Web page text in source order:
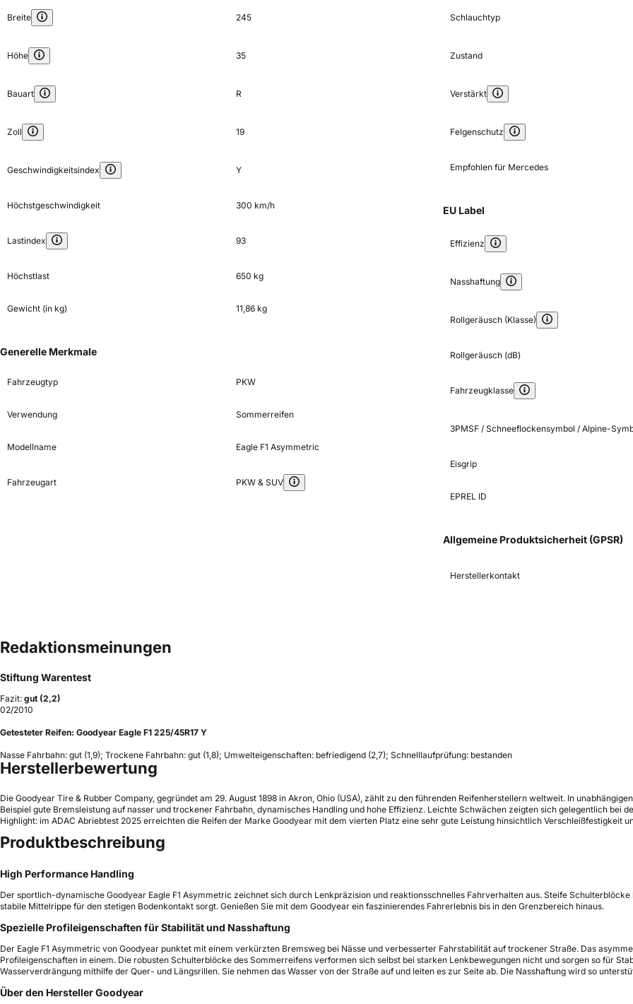
Breite 245
Höhe 35
Bauart R
Zoll 19
Geschwindigkeitsindex Y
Höchstgeschwindigkeit 300 km/h
Lastindex 93
Höchstlast 650 kg
Gewicht (in kg) 11,86 kg
Generelle Merkmale
Fahrzeugtyp PKW
Verwendung Sommerreifen
Modellname Eagle F1 Asymmetric
Fahrzeugart PKW & SUV
Schlauchtyp
Zustand
Verstärkt
Felgenschutz
Empfohlen für Mercedes
EU Label
Effizienz
Nasshaftung
Rollgeräusch (Klasse)
Rollgeräusch (dB)
Fahrzeugklasse
3PMSF / Schneeflockensymbol / Alpine-
Eisgrip
EPREL ID
Allgemeine Produktsicherheit (GPSR)
Herstellerkontakt
Redaktionsmeinungen
Stiftung Warentest
Fazit: gut (2,2)
02/2010
Getesteter Reifen: Goodyear Eagle F1 225/45R17 Y
Nasse Fahrbahn: gut (1,9); Trockene Fahrbahn: gut (1,8); Umwelteigenschaften: befriedigend (2,7); Schnelllaufprüfung: bestanden
Herstellerbewertung
Die Goodyear Tire & Rubber Company, gegründet am 29. August 1898 in Akron, Ohio (USA), zählt zu den führenden Reifenherstellern weltweit. In
Beispiel gute Bremsleistung auf nasser und trockener Fahrbahn, dynamisches Handling und hohe Effizienz. Leichte Schwächen zeigten sich gelegentlich bei
Highlight: im ADAC Abriebtest 2025 erreichten die Reifen der Marke Goodyear mit dem vierten Platz eine sehr gute Leistung hinsichtlich Verschleißfestigkeit
Produktbeschreibung
High Performance Handling
Der sportlich-dynamische Goodyear Eagle F1 Asymmetric zeichnet sich durch Lenkpräzision und reaktionsschnelles Fahrverhalten aus. Steife
stabile Mittelrippe für den stetigen Bodenkontakt sorgt. Genießen Sie mit dem Goodyear ein faszinierendes Fahrerlebnis bis in den Grenzbereich hinaus.
Spezielle Profileigenschaften für Stabilität und Nasshaftung
Der Eagle F1 Asymmetric von Goodyear punktet mit einem verkürzten Bremsweg bei Nässe und verbesserter Fahrstabilität auf trockener Straße. Das
Profileigenschaften in einem. Die robusten Schulterblöcke des Sommerreifens verformen sich selbst bei starken Lenkbewegungen nicht und sorgen so für
Wasserverdrängung mithilfe der Quer- und Längsrillen. Sie nehmen das Wasser von der Straße auf und leiten es zur Seite ab. Die Nasshaftung wird so
Über den Hersteller Goodyear